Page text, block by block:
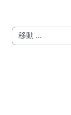
移動 ...